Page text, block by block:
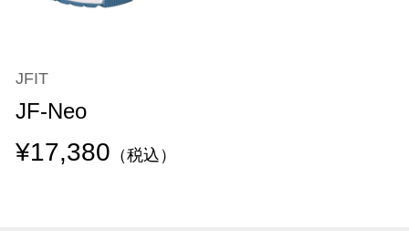
JFIT
JF-Neo
¥17,380 （税込）